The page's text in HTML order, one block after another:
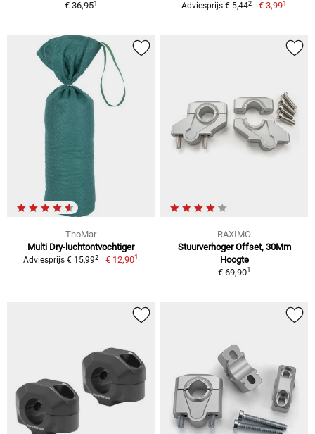
€ 36,951 Adviesprijs € 5,442 € 3,991
ThoMar
Multi Dry-luchtontvochtiger
Adviesprijs € 15,992 € 12,901
RAXIMO
Stuurverhoger Offset, 30Mm
Hoogte
€ 69,901